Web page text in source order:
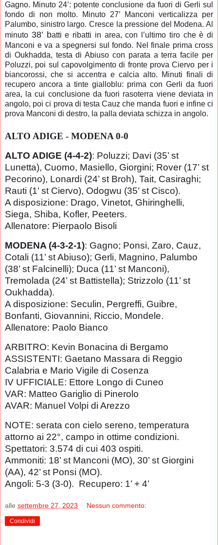
Gagno. Minuto 24’: potente conclusione da fuori di Gerli sul
fondo di non molto. Minuto 27’ Manconi verticalizza per
Palumbo, sinistro largo. Cresce la pressione del Modena. Al
minuto 38’ batti e ribatti in area, con l’ultimo tiro che è di
Manconi e va a spegnersi sul fondo. Nel finale prima cross
di Oukhadda, testa di Abiuso con parata a terra facile per
Poluzzi, poi sul capovolgimento di fronte prova Ciervo per i
biancorossi, che si accentra e calcia alto. Minuti finali di
recupero ancora a tinte gialloblu: prima con Gerli da fuori
area, la cui conclusione da fuori rasoterra viene deviata in
angolo, poi ci prova di testa Cauz che manda fuori e infine ci
prova Manconi di destro, la palla deviata schizza in angolo.
ALTO ADIGE - MODENA 0-0
ALTO ADIGE (4-4-2): Poluzzi; Davi (35’ st
Lunetta), Cuomo, Masiello, Giorgini; Rover (17’ st
Pecorino), Lonardi (24’ st Broh), Tait, Casiraghi;
Rauti (1’ st Ciervo), Odogwu (35’ st Cisco).
A disposizione: Drago, Vinetot, Ghiringhelli,
Siega, Shiba, Kofler, Peeters.
Allenatore: Pierpaolo Bisoli
MODENA (4-3-2-1): Gagno; Ponsi, Zaro, Cauz,
Cotali (11’ st Abiuso); Gerli, Magnino, Palumbo
(38’ st Falcinelli); Duca (11’ st Manconi),
Tremolada (24’ st Battistella); Strizzolo (11’ st
Oukhadda).
A disposizione: Seculin, Pergreffi, Guibre,
Bonfanti, Giovannini, Riccio, Mondele.
Allenatore: Paolo Bianco
ARBITRO: Kevin Bonacina di Bergamo
ASSISTENTI: Gaetano Massara di Reggio
Calabria e Mario Vigile di Cosenza
IV UFFICIALE: Ettore Longo di Cuneo
VAR: Matteo Gariglio di Pinerolo
AVAR: Manuel Volpi di Arezzo
NOTE: serata con cielo sereno, temperatura
attorno ai 22°, campo in ottime condizioni.
Spettatori: 3.574 di cui 403 ospiti.
Ammoniti: 18’ st Manconi (MO), 30’ st Giorgini
(AA), 42’ st Ponsi (MO).
Angoli: 5-3 (3-0). Recupero: 1’ + 4’
alle settembre 27, 2023 Nessun commento:
Condividi